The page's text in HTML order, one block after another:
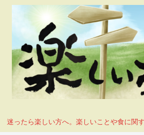
迷ったら楽しい方へ。楽しいことや食に関